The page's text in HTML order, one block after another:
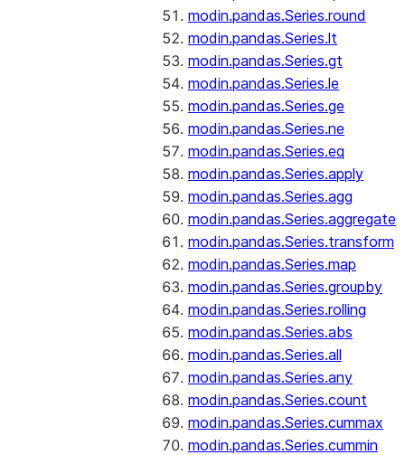
modin.pandas.Series.round
modin.pandas.Series.lt
modin.pandas.Series.gt
modin.pandas.Series.le
modin.pandas.Series.ge
modin.pandas.Series.ne
modin.pandas.Series.eq
modin.pandas.Series.apply
modin.pandas.Series.agg
modin.pandas.Series.aggregate
modin.pandas.Series.transform
modin.pandas.Series.map
modin.pandas.Series.groupby
modin.pandas.Series.rolling
modin.pandas.Series.abs
modin.pandas.Series.all
modin.pandas.Series.any
modin.pandas.Series.count
modin.pandas.Series.cummax
modin.pandas.Series.cummin